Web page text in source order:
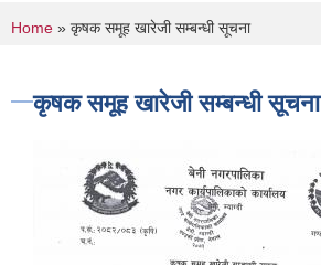
You are here
Home » कृषक समूह खारेजी सम्बन्धी सूचना
कृषक समूह खारेजी सम्बन्धी सूचना